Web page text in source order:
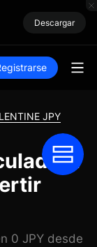
Descargar
JPY
0 JPY desde